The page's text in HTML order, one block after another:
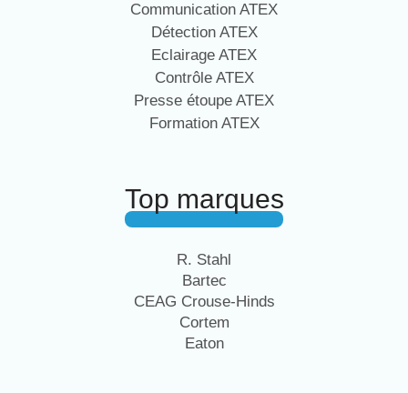
Communication ATEX
Détection ATEX
Eclairage ATEX
Contrôle ATEX
Presse étoupe ATEX
Formation ATEX
Top marques
R. Stahl
Bartec
CEAG Crouse-Hinds
Cortem
Eaton